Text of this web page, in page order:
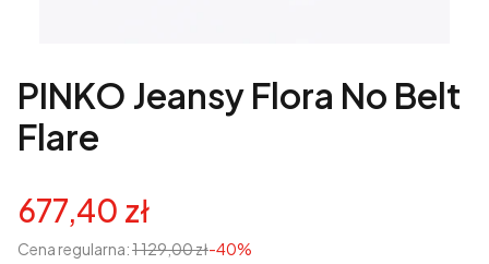
PINKO Jeansy Flora No Belt
Flare
677,40 zł
Cena regularna:1 129,00 zł-40%